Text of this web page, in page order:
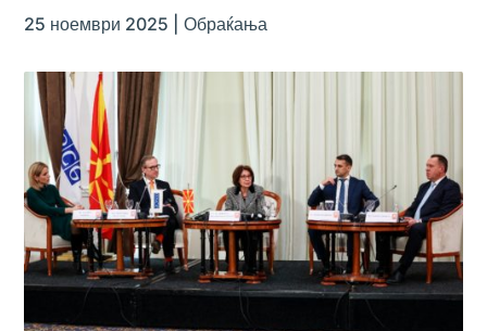
25 ноември 2025 |Обраќања